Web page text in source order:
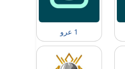
1 عرو